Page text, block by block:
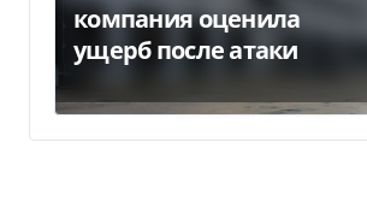
компания оценила
ущерб после атаки